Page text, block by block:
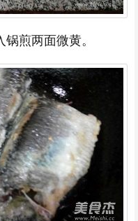
煎两面微黄。